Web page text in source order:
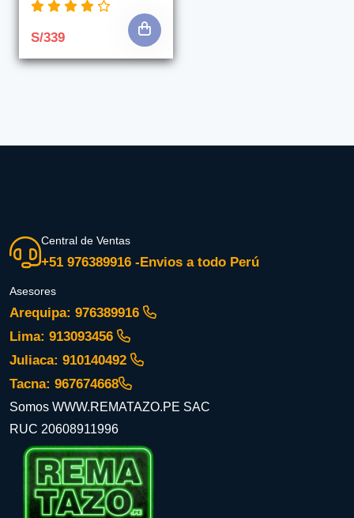
S/339
Central de Ventas
+51 976389916 -Envios a todo Perú
Asesores
Arequipa: 976389916
Lima: 913093456
Juliaca: 910140492
Tacna: 967674668
Somos WWW.REMATAZO.PE SAC
RUC 20608911996